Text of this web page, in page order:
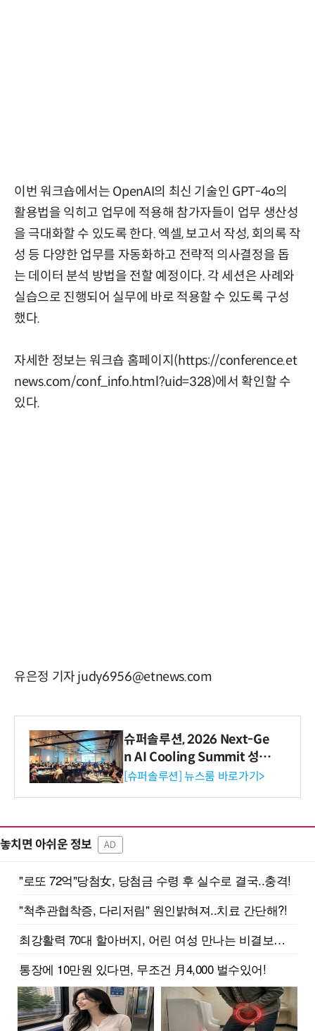
이번 워크숍에서는 OpenAI의 최신 기술인 GPT-4o의
활용법을 익히고 업무에 적용해 참가자들이 업무 생산성
을 극대화할 수 있도록 한다. 엑셀, 보고서 작성, 회의록 작
성 등 다양한 업무를 자동화하고 전략적 의사결정을 돕
는 데이터 분석 방법을 전할 예정이다. 각 세션은 사례와
실습으로 진행되어 실무에 바로 적용할 수 있도록 구성
했다.
자세한 정보는 워크숍 홈페이지(https://conference.et
news.com/conf_info.html?uid=328)에서 확인할 수
있다.
유은정 기자 judy6956@etnews.com
슈퍼솔루션, 2026 Next-Ge
n AI Cooling Summit 성황
리 성료
[슈퍼솔루션] 뉴스룸 바로가기>
놓치면 아쉬운 정보 AD